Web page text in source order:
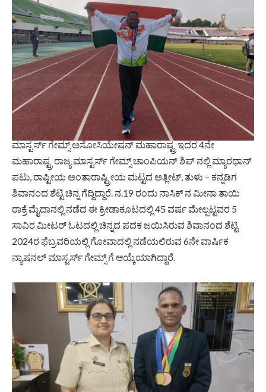
ಮಾಸ್ಟರ್ಸ್ ಗೇಮ್ಸ್ ಅಸೋಸಿಯೇಷನ್ ಮಹಾರಾಷ್ಟ್ರ ಇದರ 4ನೇ
ಮಹಾರಾಷ್ಟ್ರ ರಾಜ್ಯ ಮಾಸ್ಟರ್ಸ್ ಗೇಮ್ಸ್ ಚಾಂಪಿಯನ್ ಶಿಪ್ ನಲ್ಲಿ ಮ್ಯಾರಥಾನ್
ಪಟು, ರಾಷ್ಟೀಯ ಅಂತಾರಾಷ್ಟ್ರೀಯ ಮಟ್ಟದ ಅತ್ಲೀಟ್, ತುಳು – ಕನ್ನಡಿಗ
ಶಿವಾನಂದ ಶೆಟ್ಟಿ ಚಿನ್ನ ಗೆದ್ದಿದ್ದಾರೆ. ನ.19 ರಂದು ನಾಸಿಕ್ ನ ಮೀನಾ ತಾಯಿ
ಠಾಕ್ರೆ ಮೈದಾನಲ್ಲಿ ನಡೆದ ಈ ಕ್ರೀಡಾಕೂಟದಲ್ಲಿ 45 ವರ್ಷ ಮೇಲ್ಪಟ್ಟವರ 5
ಸಾವಿರ ಮೀಟರ್ ಓಟದಲ್ಲಿ ಚಿನ್ನದ ಪದಕ ಜಯಿಸಿರುವ ಶಿವಾನಂದ ಶೆಟ್ಟಿ
2024ರ ಫೆಬ್ರವರಿಯಲ್ಲಿ ಗೋವಾದಲ್ಲಿ ನಡೆಯಲಿರುವ 6ನೇ ವಾರ್ಷಿಕ
ನ್ಯಾಷನಲ್ ಮಾಸ್ಟರ್ಸ್ ಗೇಮ್ಸ್ ಗೆ ಆಯ್ಕೆಯಾಗಿದ್ದಾರೆ.